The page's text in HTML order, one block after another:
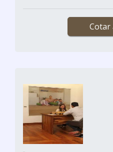
Cotar